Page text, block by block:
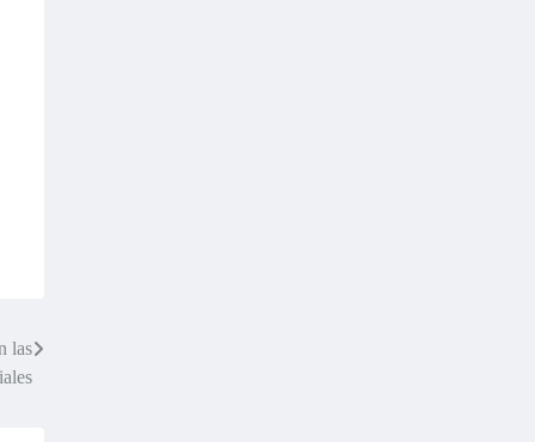
las